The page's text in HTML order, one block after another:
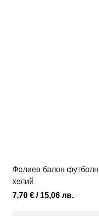
Фолиев балон
хелий
7,70 € / 15,06 лв.